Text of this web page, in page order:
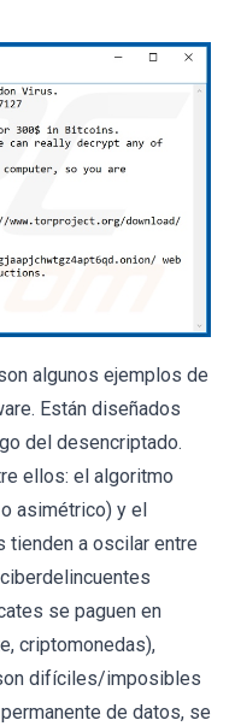
algunos ejemplos de
Están diseñados
del desencriptado.
ellos: el algoritmo
asimétrico) y el
tienden a oscilar entre
se paguen en
criptomonedas),
difíciles/imposibles
de datos, se